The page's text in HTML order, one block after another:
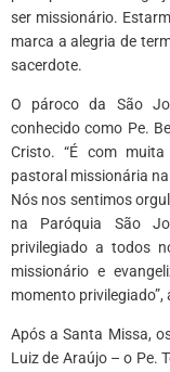
ser missionário.
marca a alegria de
sacerdote.
O pároco da São
conhecido como Pe.
Cristo. “É com
pastoral missionária
Nós nos sentimos
na Paróquia São
privilegiado a todos
missionário e
momento privilegiado”,
Após a Santa Missa,
Luiz de Araújo – o Pe.